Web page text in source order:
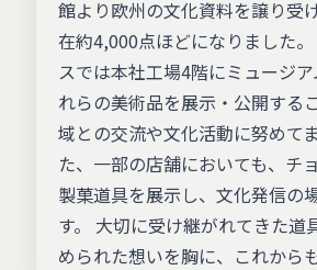
館より欧州の文化資料を譲り受
在約4,000点ほどになりました
スでは本社工場4階にミュージ
れらの美術品を展示・公開する
域との交流や文化活動に努めて
た、一部の店舗においても、チ
製菓道具を展示し、文化発信の
す。 大切に受け継がれてきた道
められた想いを胸に、これから